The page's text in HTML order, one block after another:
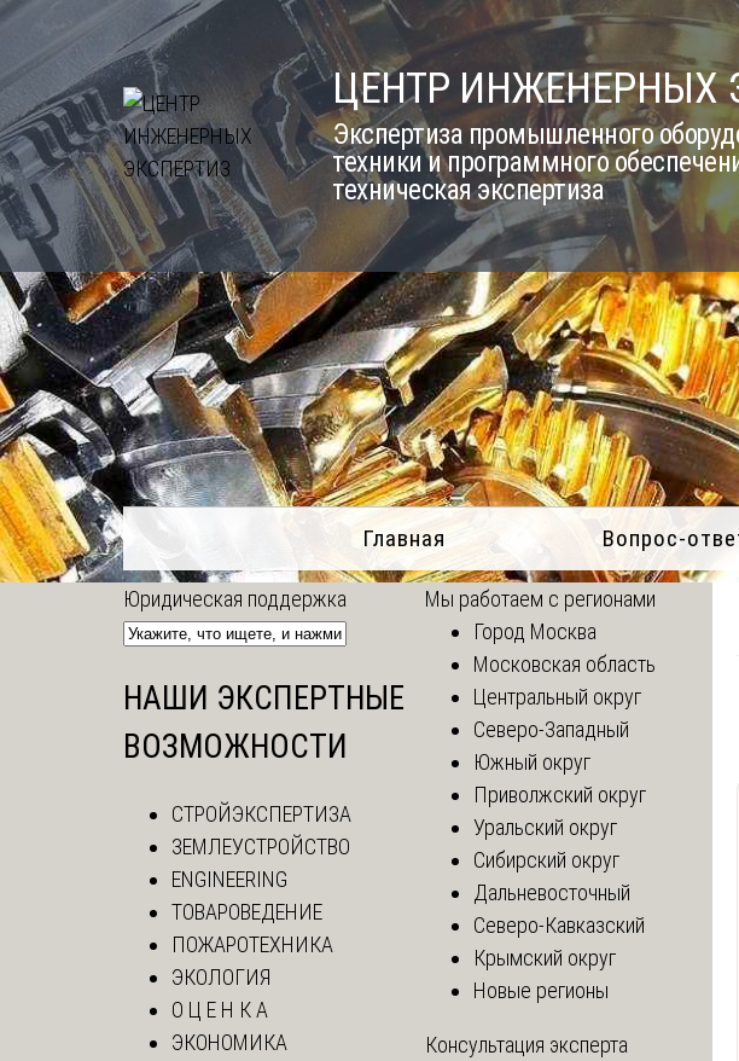
Skip
content
ЦЕНТР ИНЖЕНЕРНЫХ
Экспертиза промышленного
техники и программного
техническая экспертиза
Главная Вопрос-
Юридическая поддержка
НАШИ ЭКСПЕРТНЫЕ
ВОЗМОЖНОСТИ
СТРОЙЭКСПЕРТИЗА
ЗЕМЛЕУСТРОЙСТВО
ENGINEERING
ТОВАРОВЕДЕНИЕ
ПОЖАРОТЕХНИКА
ЭКОЛОГИЯ
О Ц Е Н К А
ЭКОНОМИКА
Мы работаем с регионами
Город Москва
Московская область
Центральный округ
Северо-Западный
Южный округ
Приволжский округ
Уральский округ
Сибирский округ
Дальневосточный
Северо-Кавказский
Крымский округ
Новые регионы
Консультация эксперта